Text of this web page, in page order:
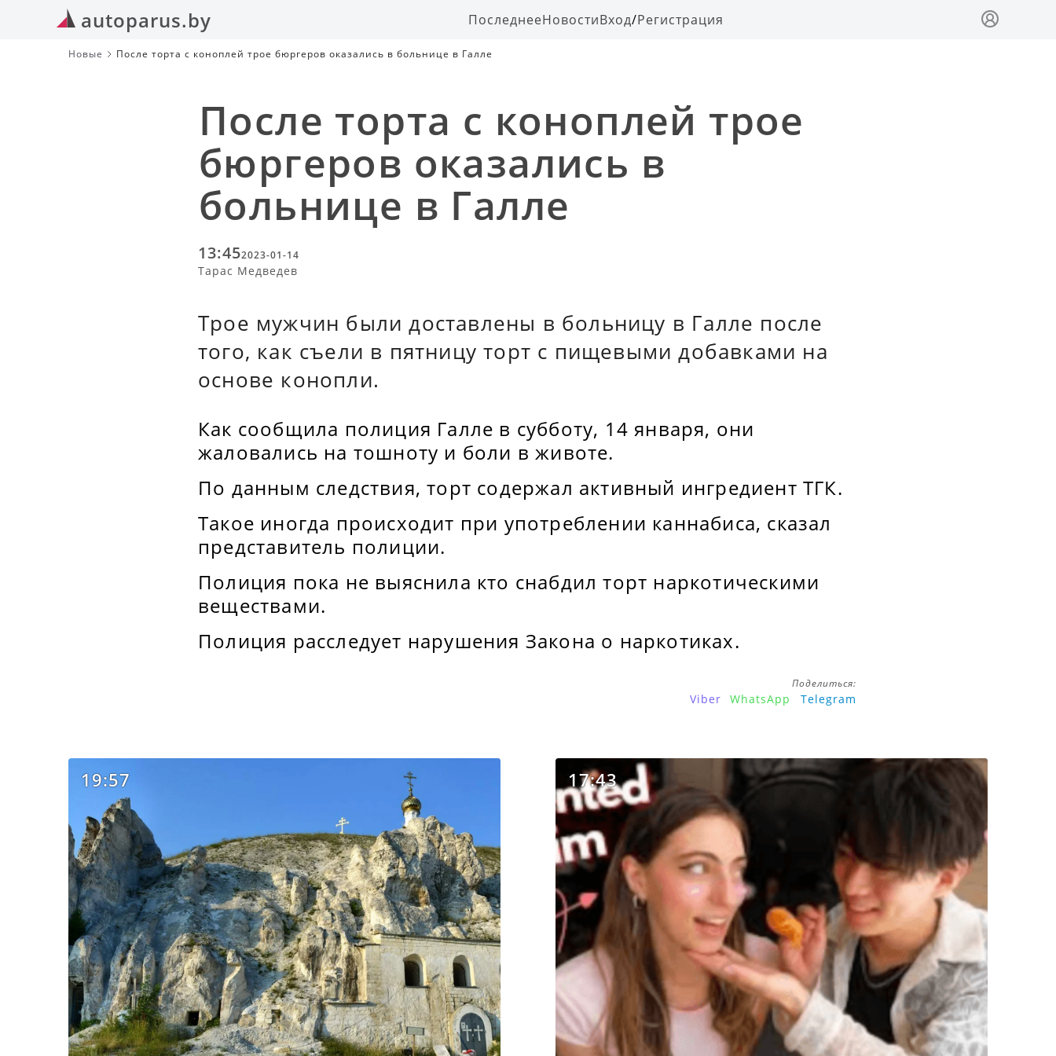
autoparus.by ПоследнееНовостиВход/Регистрация
Новые После торта с коноплей трое бюргеров оказались в больнице в Галле
После торта с коноплей трое
бюргеров оказались в
больнице в Галле
13:452023-01-14
Тарас Медведев
Трое мужчин были доставлены в больницу в Галле после
того, как съели в пятницу торт с пищевыми добавками на
основе конопли.
Как сообщила полиция Галле в субботу, 14 января, они
жаловались на тошноту и боли в животе.
По данным следствия, торт содержал активный ингредиент ТГК.
Такое иногда происходит при употреблении каннабиса, сказал
представитель полиции.
Полиция пока не выяснила кто снабдил торт наркотическими
веществами.
Полиция расследует нарушения Закона о наркотиках.
Поделиться:
Viber WhatsApp Telegram
19:57 17:43